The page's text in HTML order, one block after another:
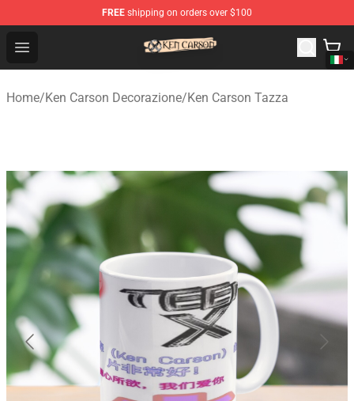
FREE shipping on orders over $100
Open menu
Ken Carson Shop - Official Ken Carson Merchandise
Home/Ken Carson Decorazione/Ken Carson Tazza